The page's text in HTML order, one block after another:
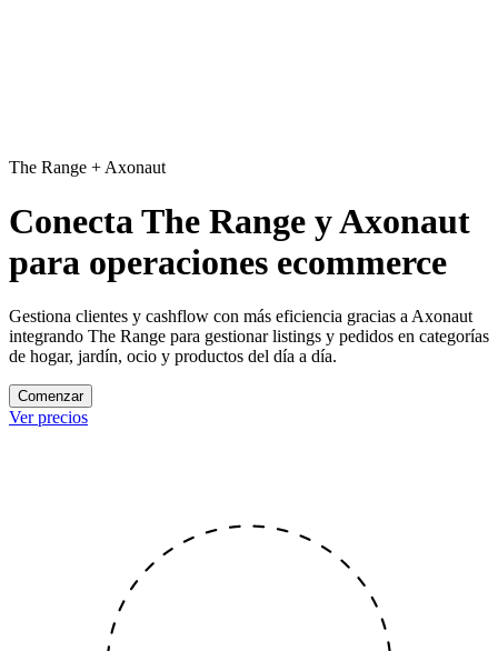
The Range + Axonaut
Conecta The Range y Axonaut
para operaciones ecommerce
Gestiona clientes y cashflow con más eficiencia gracias a Axonaut
integrando The Range para gestionar listings y pedidos en categorías
de hogar, jardín, ocio y productos del día a día.
Comenzar
Ver precios